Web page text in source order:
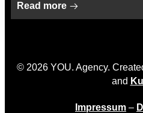
Read more
© 2026 YOU. Agency.
and
Impressum –